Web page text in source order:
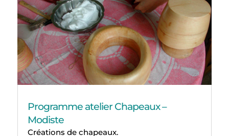
Programme atelier Chapeaux –
Modiste
Créations de chapeaux.